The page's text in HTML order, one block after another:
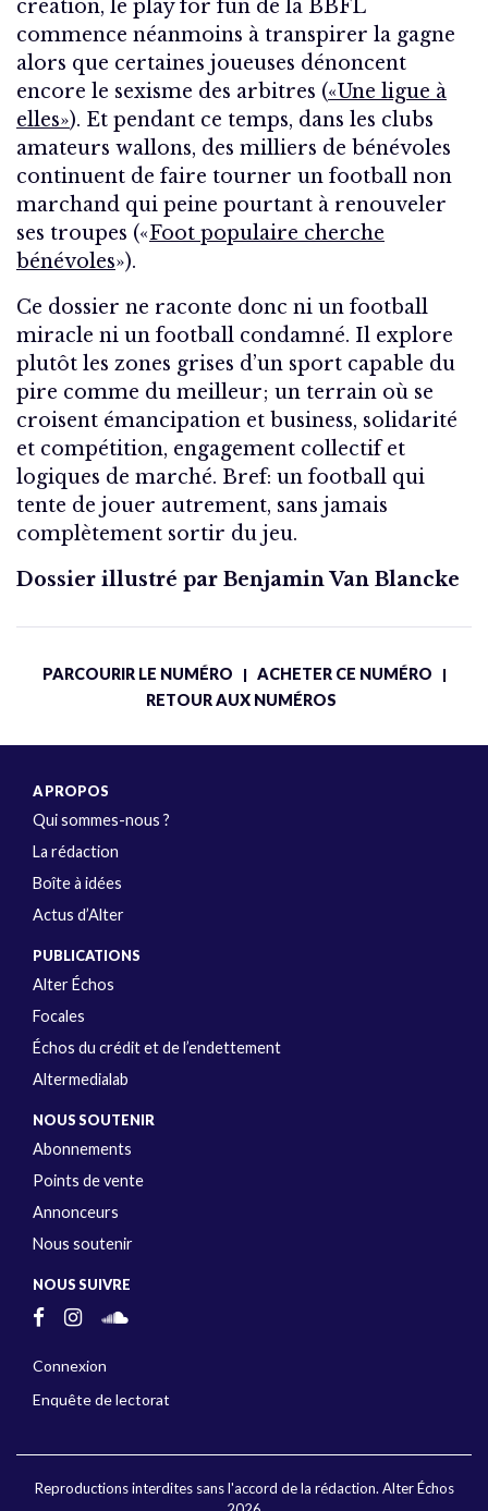
création, le play for fun de la BBFL
commence néanmoins à transpirer la gagne
alors que certaines joueuses dénoncent
encore le sexisme des arbitres («Une ligue à
elles»). Et pendant ce temps, dans les clubs
amateurs wallons, des milliers de bénévoles
continuent de faire tourner un football non
marchand qui peine pourtant à renouveler
ses troupes («Foot populaire cherche
bénévoles»).
Ce dossier ne raconte donc ni un football
miracle ni un football condamné. Il explore
plutôt les zones grises d’un sport capable du
pire comme du meilleur; un terrain où se
croisent émancipation et business, solidarité
et compétition, engagement collectif et
logiques de marché. Bref: un football qui
tente de jouer autrement, sans jamais
complètement sortir du jeu.
Dossier illustré par Benjamin Van Blancke
PARCOURIR LE NUMÉRO | ACHETER CE NUMÉRO |
RETOUR AUX NUMÉROS
A PROPOS
Qui sommes-nous ?
La rédaction
Boîte à idées
Actus d’Alter
PUBLICATIONS
Alter Échos
Focales
Échos du crédit et de l’endettement
Altermedialab
NOUS SOUTENIR
Abonnements
Points de vente
Annonceurs
Nous soutenir
NOUS SUIVRE
Connexion
Enquête de lectorat
Reproductions interdites sans l'accord de la rédaction. Alter Échos